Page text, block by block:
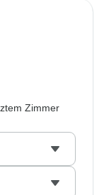
Zimmer